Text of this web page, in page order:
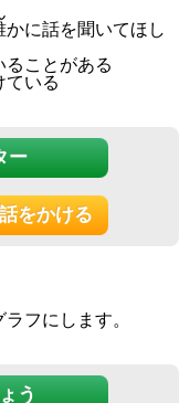
かに話を聞いてほし
ることがある
ている
ー
をかける
フにします。
う